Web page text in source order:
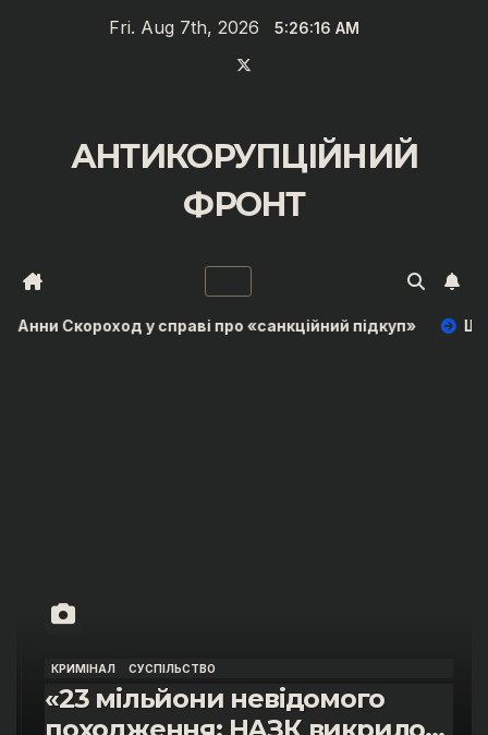
Fri. Aug 7th, 2026 5:26:18 AM
АНТИКОРУПЦІЙНИЙ
ФРОНТ
у справі про «санкційний підкуп» Що відомо про
КРИМІНАЛ СУСПІЛЬСТВО
«23 мільйони невідомого